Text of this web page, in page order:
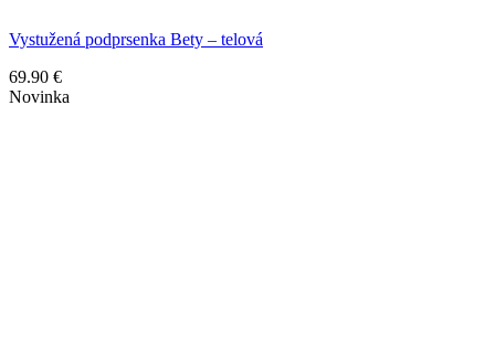
Vystužená podprsenka Bety – telová
69.90 €
Novinka